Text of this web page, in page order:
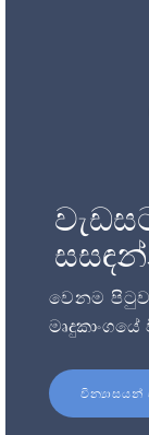
වෙනම
වින්‍යාසයන්